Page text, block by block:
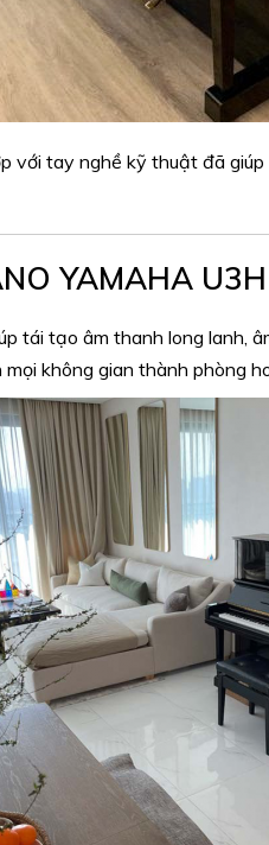
với tay nghề kỹ thuật đã giúp
YAMAHA U3H
tái tạo âm thanh long lanh,
không gian thành phòng